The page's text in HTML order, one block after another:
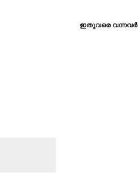
ഇതുവരെ വന്നവര്‍